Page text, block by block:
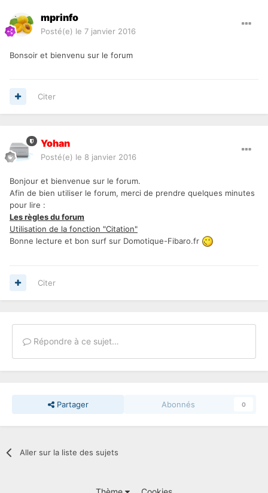
mprinfo
Posté(e) le 7 janvier 2016
Bonsoir et bienvenu sur le forum
Citer
Yohan
Posté(e) le 8 janvier 2016
Bonjour et bienvenue sur le forum.
Afin de bien utiliser le forum, merci de prendre quelques minutes
pour lire :
Les règles du forum
Utilisation de la fonction "Citation"
Bonne lecture et bon surf sur Domotique-Fibaro.fr
Citer
Répondre à ce sujet…
Partager Abonnés 0
Aller sur la liste des sujets